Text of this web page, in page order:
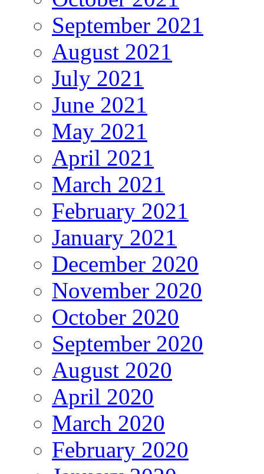
September 2021
August 2021
July 2021
June 2021
May 2021
April 2021
March 2021
February 2021
January 2021
December 2020
November 2020
October 2020
September 2020
August 2020
April 2020
March 2020
February 2020